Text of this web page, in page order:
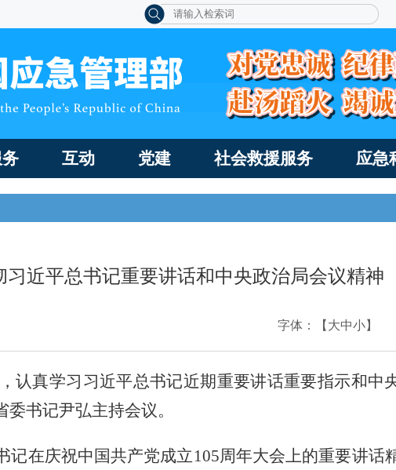
互动 党建 社会救援服务 应急
近平总书记重要讲话和中央政治局会议精神
字体：【 大中小】
认真学习习近平总书记近期重要讲话重要指示和中
书记尹弘主持会议。
记在庆祝中国共产党成立105周年大会上的重要讲话